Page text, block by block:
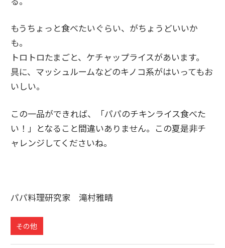
もうちょっと食べたいぐらい、がちょうどいいか
も。
トロトロたまごと、ケチャップライスがあいます。
具に、マッシュルームなどのキノコ系がはいってもお
いしい。
この一品ができれば、「パパのチキンライス食べた
い！」となること間違いありません。この夏是非チ
ャレンジしてくださいね。
パパ料理研究家 滝村雅晴
その他